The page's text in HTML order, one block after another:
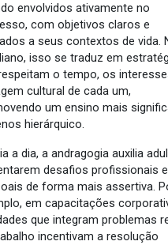
envolvidos ativamente no
com objetivos claros e
a seus contextos de vida.
isso se traduz em
o tempo, os
cultural de cada um,
um ensino mais
hierárquico.
a dia, a andragogia auxilia
desafios profissionais e
de forma mais assertiva.
em capacitações
que integram problemas
incentivam a resolução